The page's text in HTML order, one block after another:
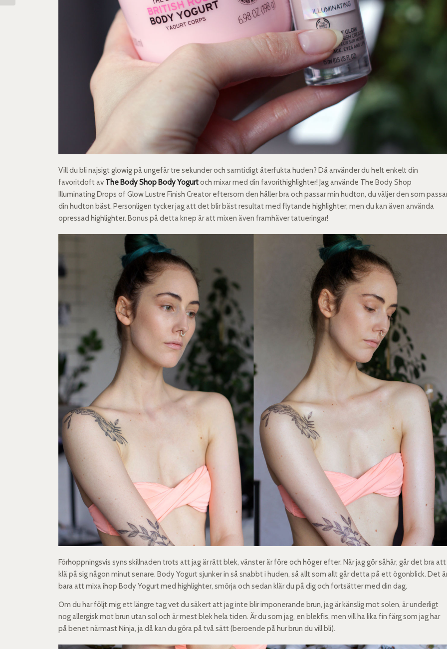
Vill du bli najsigt glowig på ungefär tre sekunder och samtidigt återfukta huden? Då använder du helt enkelt din
favoritdoft av The Body Shop Body Yogurtoch mixar med din favorithighlighter! Jag använde The Body Shop
Illuminating Drops of Glow Lustre Finish Creator eftersom den håller bra och passar min hudton, du väljer den som
din hudton bäst. Personligen tycker jag att det blir bäst resultat med flytande highlighter, men du kan även använda
opressad highlighter. Bonus på detta knep är att mixen även framhäver tatueringar!
Förhoppningsvis syns skillnaden trots att jag är rätt blek, vänster är före och höger efter. När jag gör såhär, går det bra att
klä på sig någon minut senare. Body Yogurt sjunker in så snabbt i huden, så allt som allt går detta på ett ögonblick. Det
bara att mixa ihop Body Yogurt med highlighter, smörja och sedan klär du på dig och fortsätter med din dag.
Om du har följt mig ett längre tag vet du säkert att jag inte blir imponerande brun, jag är känslig mot solen, är underligt
nog allergisk mot brun utan sol och är mest blek hela tiden. Är du som jag, en blekfis, men vill ha lika fin färg som jag har
på benet närmast Ninja, ja då kan du göra på två sätt (beroende på hur brun du vill bli).